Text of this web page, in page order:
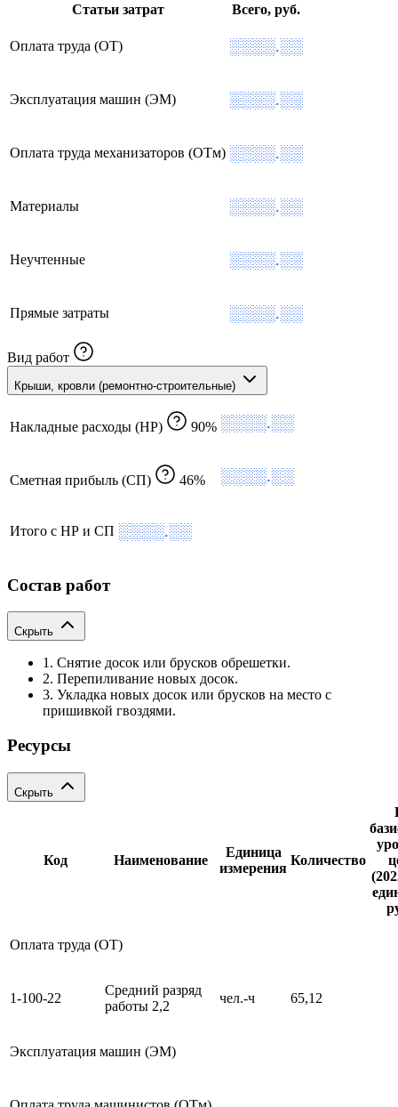
Статьи затрат Всего, руб.
Оплата труда (ОТ) ░░░░.░░
Эксплуатация машин (ЭМ) ░░░░.░░
Оплата труда механизаторов (ОТм) ░░░░.░░
Материалы ░░░░.░░
Неучтенные ░░░░.░░
Прямые затраты ░░░░.░░
Вид работ
Крыши, кровли (ремонтно-строительные)
Накладные расходы (НР) 90% ░░░░.░░
Сметная прибыль (СП) 46% ░░░░.░░
Итого с НР и СП ░░░░.░░
Состав работ
Скрыть
1. Снятие досок или брусков обрешетки.
2. Перепиливание новых досок.
3. Укладка новых досок или брусков на место с
пришивкой гвоздями.
Ресурсы
Скрыть
Код Наименование
Единица
измерения
Количество
Оплата труда (ОТ)
1-100-22
Средний разряд
работы 2,2
чел.-ч 65,12
Эксплуатация машин (ЭМ)